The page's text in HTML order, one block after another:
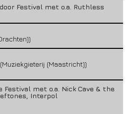
Festival met o.a. Ruthless
(Maastricht))
Festival met o.a. Nick Cave & the
Interpol